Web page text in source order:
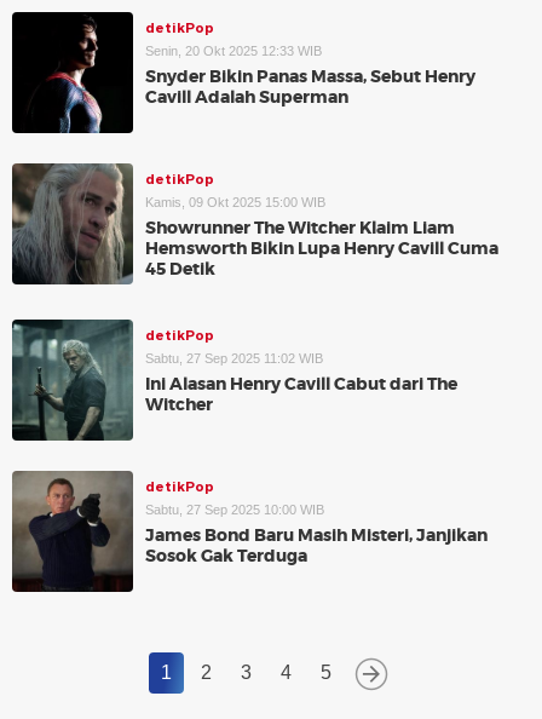
detikPop
Senin, 20 Okt 2025 12:33 WIB
Snyder Bikin Panas Massa, Sebut Henry
Cavill Adalah Superman
detikPop
Kamis, 09 Okt 2025 15:00 WIB
Showrunner The Witcher Klaim Liam
Hemsworth Bikin Lupa Henry Cavill Cuma
45 Detik
detikPop
Sabtu, 27 Sep 2025 11:02 WIB
Ini Alasan Henry Cavill Cabut dari The
Witcher
detikPop
Sabtu, 27 Sep 2025 10:00 WIB
James Bond Baru Masih Misteri, Janjikan
Sosok Gak Terduga
1 2 3 4 5